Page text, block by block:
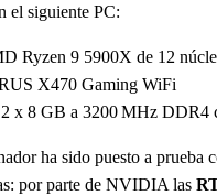
el siguiente PC:
Ryzen 9 5900X de 12
X470 Gaming WiFi
x 8 GB a 3200 MHz DDR4
ha sido puesto a prueba
por parte de NVIDIA las